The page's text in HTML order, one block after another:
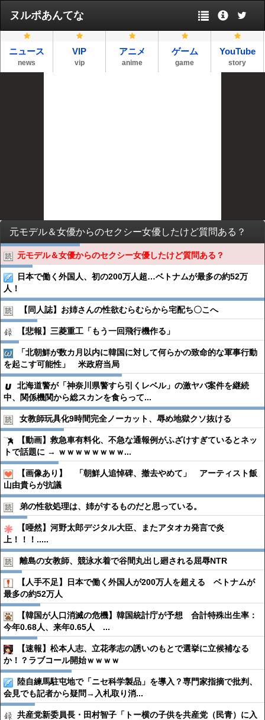
ヌルポあんてな
ニュース
news
VIP
vip
アニメ
anime
ゲーム
game
YouTube
story
元モデル＆女優からのセクシー女優したけど質問ある？
元モデル＆女優からのセクシー女優したけど質問ある？
日本で働く外国人、初の200万人超…ベトナムが最多の約52万
人！
【同人誌】お姉さんの性欲むらむらから宅配ち〇こへ
【悲報】三菱重工「もう一回飛行機作る」
「北朝鮮が数カ月以内に韓国に対して何らかの致命的な軍事行動
を起こす可能性」 米政府当局
北海道警が「神奈川県警すら引くレベル」の激ヤバ案件を継続
中、関係機関から総スカンを食らって...
女教師玩具化9時間完全ノーカット、辱め地獄クソ抜ける
【動画】救急車有料化、不急な通報例がふざけすぎているとネッ
トで話題に → ｗｗｗｗｗｗｗｗ...
【画像あり】 「朝鮮人追悼碑、撤去やめて」 アーティスト飯
山由貴らが抗議
弟の性欲処理は、姉がするものだと思っている。
【唖然】河野太郎デジタル大臣、またアタオカ発言で炎
上！！！.....
離島の女教師、競泳水着で谷間丸出し廻される屈辱NTR
【人手不足】日本で働く外国人が200万人を超える ベトナムが
最多の約52万人
【韓国が人口消滅の危機】韓国統計庁が予想 合計特殊出生率：
今年0.68人、来年0.65人 ...
【速報】松本人志、立花孝志の誘いのもとで選挙に立候補なる
か！？ラブコール開始ｗｗｗｗ
陸自練馬駐屯地で「ニセ科学製品」を導入？専門家指摘で批判、
会見でも記者から疑問→入札取り消...
共産党新委員長・田村智子「トー横の子供を共産党（民青）に入